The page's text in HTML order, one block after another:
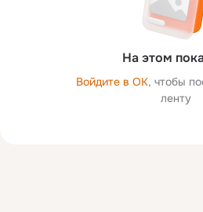
На этом
Войдите в ОК, чтобы
ленту